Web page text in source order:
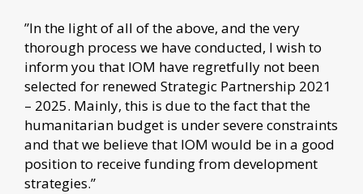
”In the light of all of the above, and the very
thorough process we have conducted, I wish to
inform you that IOM have regretfully not been
selected for renewed Strategic Partnership 2021
– 2025. Mainly, this is due to the fact that the
humanitarian budget is under severe constraints
and that we believe that IOM would be in a good
position to receive funding from development
strategies.”